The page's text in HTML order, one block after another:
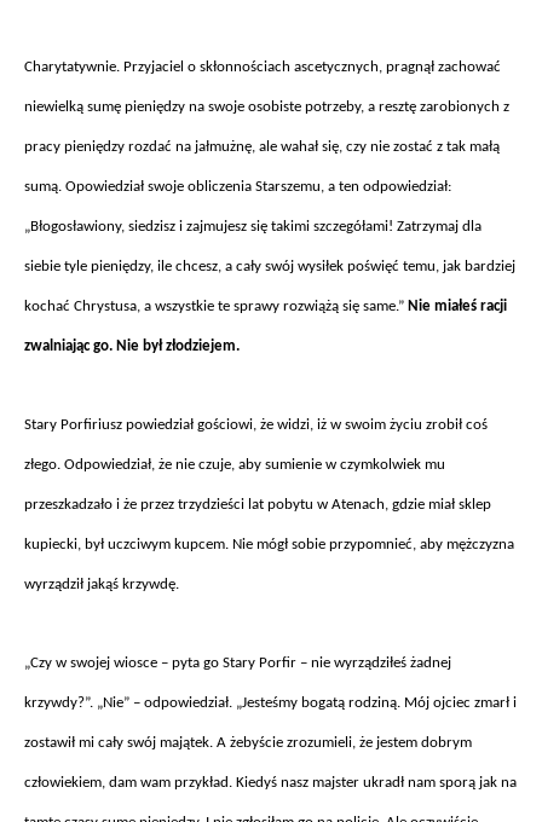
Charytatywnie. Przyjaciel o skłonnościach ascetycznych, pragnął zachować
niewielką sumę pieniędzy na swoje osobiste potrzeby, a resztę zarobionych z
pracy pieniędzy rozdać na jałmużnę, ale wahał się, czy nie zostać z tak małą
sumą. Opowiedział swoje obliczenia Starszemu, a ten odpowiedział:
„Błogosławiony, siedzisz i zajmujesz się takimi szczegółami! Zatrzymaj dla
siebie tyle pieniędzy, ile chcesz, a cały swój wysiłek poświęć temu, jak bardziej
kochać Chrystusa, a wszystkie te sprawy rozwiążą się same.” Nie miałeś racji
zwalniając go. Nie był złodziejem.
Stary Porfiriusz powiedział gościowi, że widzi, iż w swoim życiu zrobił coś
złego. Odpowiedział, że nie czuje, aby sumienie w czymkolwiek mu
przeszkadzało i że przez trzydzieści lat pobytu w Atenach, gdzie miał sklep
kupiecki, był uczciwym kupcem. Nie mógł sobie przypomnieć, aby mężczyzna
wyrządził jakąś krzywdę.
„Czy w swojej wiosce – pyta go Stary Porfir – nie wyrządziłeś żadnej
krzywdy?”. „Nie” – odpowiedział. „Jesteśmy bogatą rodziną. Mój ojciec zmarł i
zostawił mi cały swój majątek. A żebyście zrozumieli, że jestem dobrym
człowiekiem, dam wam przykład. Kiedyś nasz majster ukradł nam sporą jak na